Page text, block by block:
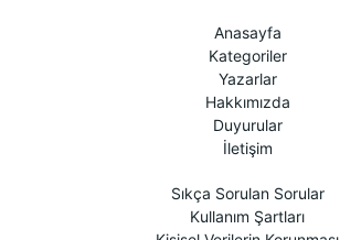
Anasayfa
Kategoriler
Yazarlar
Hakkımızda
Duyurular
İletişim
Sıkça Sorulan Sorular
Kullanım Şartları